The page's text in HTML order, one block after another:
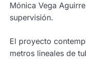
Mónica Vega
supervisión.
El proyecto
metros lineales de